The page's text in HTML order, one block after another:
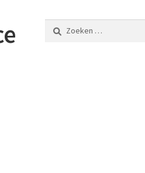
Zoeken
naar: